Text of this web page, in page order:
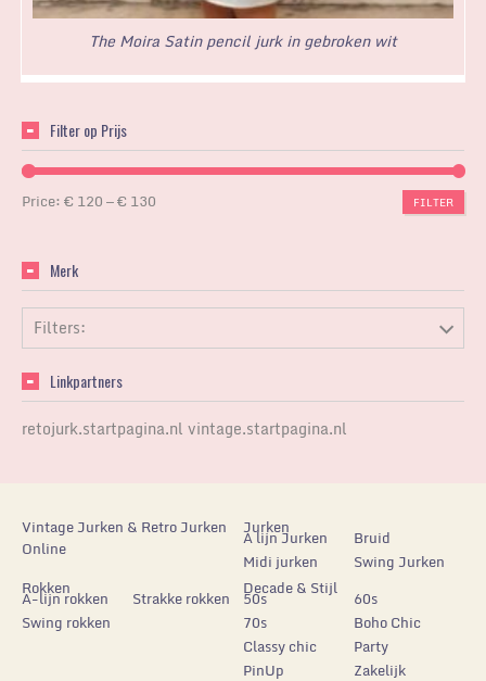
The Moira Satin pencil jurk in gebroken wit
Filter op Prijs
FILTER
Price:€ 120—€ 130
Merk
Filters:
Linkpartners
retojurk.startpagina.nl vintage.startpagina.nl
Vintage Jurken & Retro Jurken
Online
Jurken
A lijn Jurken
Bruid
Midi jurken
Swing Jurken
Rokken
A-lijn rokken
Strakke rokken
Swing rokken
Decade & Stijl
50s
60s
70s
Boho Chic
Classy chic
Party
PinUp
Zakelijk